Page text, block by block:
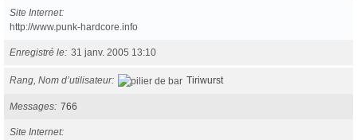
Site Internet
http://www.punk-hardcore.info
Enregistré le 31 janv. 2005 13:10
Rang, Nom d’utilisateur Tiriwurst
Messages 766
Site Internet